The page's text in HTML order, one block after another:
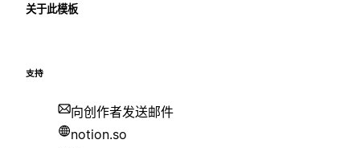
关于此模板
支持
向创作者发送邮件
notion.so